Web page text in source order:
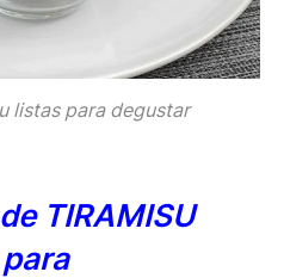
listas para degustar
TIRAMISU
para